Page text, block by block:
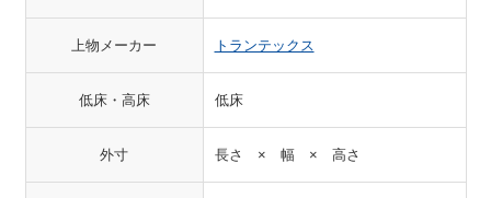
上物メーカー トランテックス
低床・高床 低床
外寸 長さ × 幅 × 高さ